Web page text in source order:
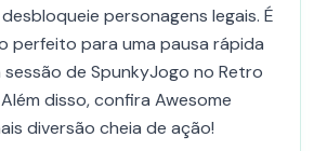
personagens legais. É
perfeito para uma pausa rápida
sessão de SpunkyJogo no Retro
disso, confira Awesome
diversão cheia de ação!